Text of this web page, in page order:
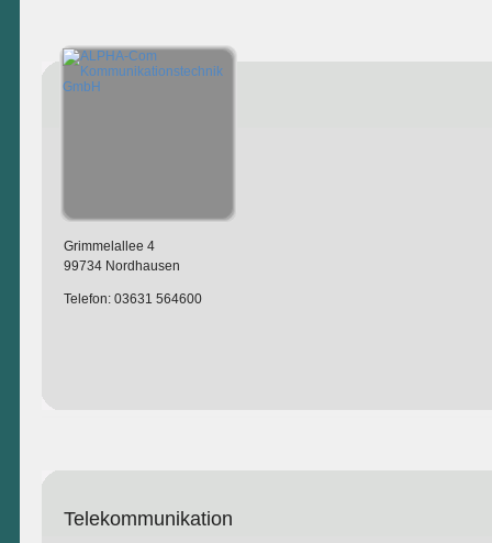
Grimmelallee 4
99734 Nordhausen
Telefon: 03631 564600
Telekommunikation